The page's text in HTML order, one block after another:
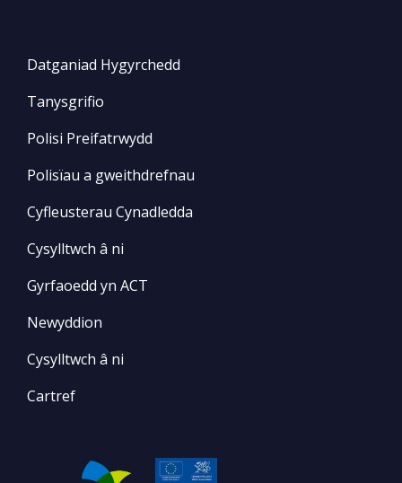
Datganiad Hygyrchedd
Tanysgrifio
Polisi Preifatrwydd
Polisïau a gweithdrefnau
Cyfleusterau Cynadledda
Cysylltwch â ni
Gyrfaoedd yn ACT
Newyddion
Cysylltwch â ni
Cartref